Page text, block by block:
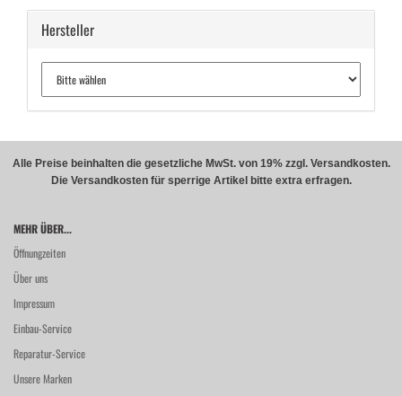
Hersteller
Alle Preise beinhalten die gesetzliche MwSt. von 19% zzgl. Versandkosten.
Die Versandkosten für sperrige Artikel bitte extra erfragen.
MEHR ÜBER...
Öffnungzeiten
Über uns
Impressum
Einbau-Service
Reparatur-Service
Unsere Marken